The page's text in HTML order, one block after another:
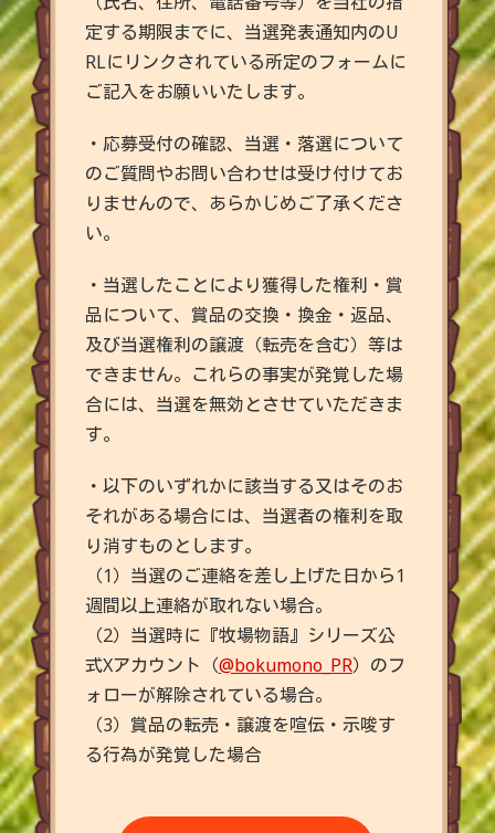
定する期限までに、当選発表通知内のU
RLにリンクされている所定のフォームに
ご記入をお願いいたします。
・応募受付の確認、当選・落選について
のご質問やお問い合わせは受け付けてお
りませんので、あらかじめご了承くださ
い。
・当選したことにより獲得した権利・賞
品について、賞品の交換・換金・返品、
及び当選権利の譲渡（転売を含む）等は
できません。これらの事実が発覚した場
合には、当選を無効とさせていただきま
す。
・以下のいずれかに該当する又はそのお
それがある場合には、当選者の権利を取
り消すものとします。
（1）当選のご連絡を差し上げた日から1
週間以上連絡が取れない場合。
（2）当選時に『牧場物語』シリーズ公
式Xアカウント（@bokumono_PR）のフ
ォローが解除されている場合。
（3）賞品の転売・譲渡を喧伝・示唆す
る行為が発覚した場合